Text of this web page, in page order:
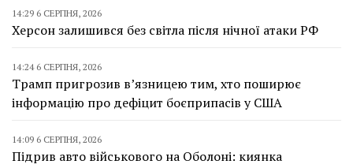
14:29 6 СЕРПНЯ, 2026
Херсон залишився без світла після нічної атаки РФ
14:24 6 СЕРПНЯ, 2026
Трамп пригрозив в’язницею тим, хто поширює
інформацію про дефіцит боєприпасів у США
14:09 6 СЕРПНЯ, 2026
Підрив авто військового на Оболоні: киянка